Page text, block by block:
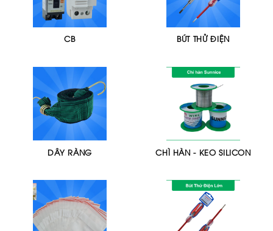
CB BÚT THỬ ĐIỆN
DÂY RÀNG CHÌ HÀN - KEO SILICON